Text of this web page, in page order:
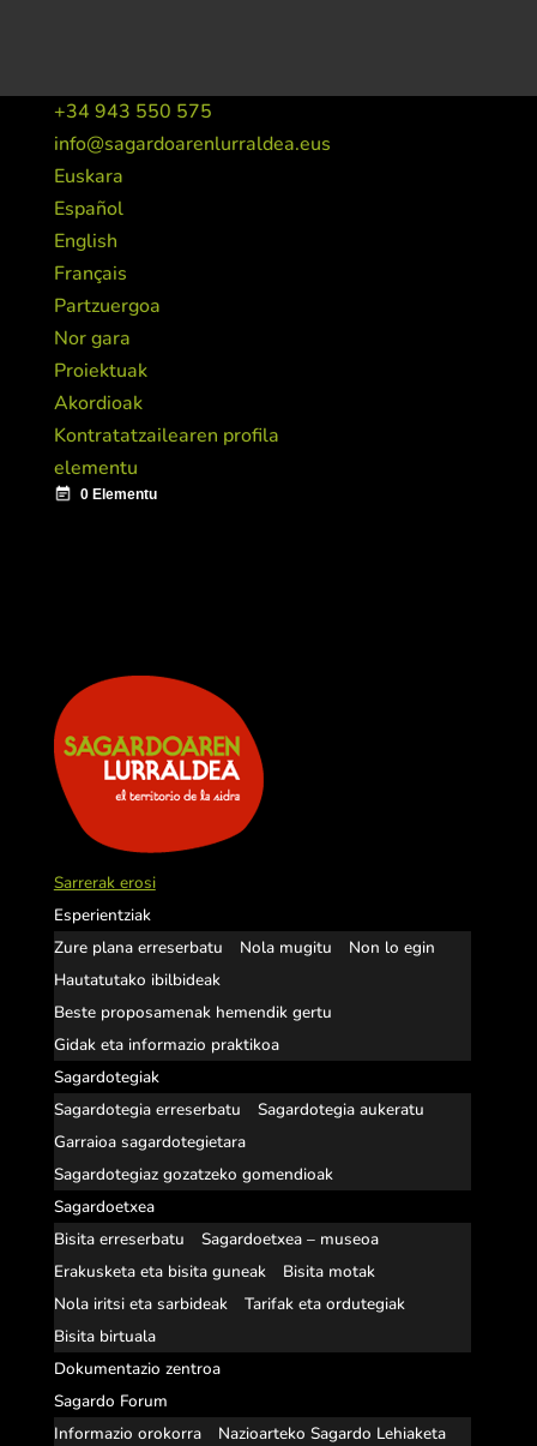
+34 943 550 575
info@sagardoarenlurraldea.eus
Euskara
Español
English
Français
Partzuergoa
Nor gara
Proiektuak
Akordioak
Kontratatzailearen profila
elementu
Sarrerak erosi
Esperientziak
Zure plana erreserbatu
Nola mugitu
Non lo egin
Hautatutako ibilbideak
Beste proposamenak hemendik gertu
Gidak eta informazio praktikoa
Sagardotegiak
Sagardotegia erreserbatu
Sagardotegia aukeratu
Garraioa sagardotegietara
Sagardotegiaz gozatzeko gomendioak
Sagardoetxea
Bisita erreserbatu
Sagardoetxea – museoa
Erakusketa eta bisita guneak
Bisita motak
Nola iritsi eta sarbideak
Tarifak eta ordutegiak
Bisita birtuala
Dokumentazio zentroa
Sagardo Forum
Informazio orokorra
Nazioarteko Sagardo Lehiaketa